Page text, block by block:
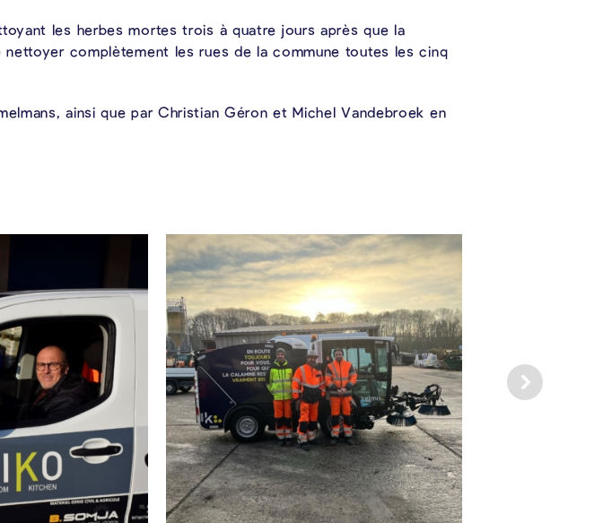
les herbes mortes trois à quatre jours après que la
complètement les rues de la commune toutes les cinq
ainsi que par Christian Géron et Michel Vandebroek en